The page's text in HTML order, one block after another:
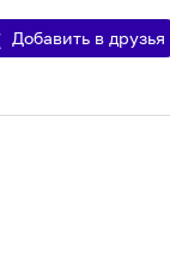
Добавить в друзья